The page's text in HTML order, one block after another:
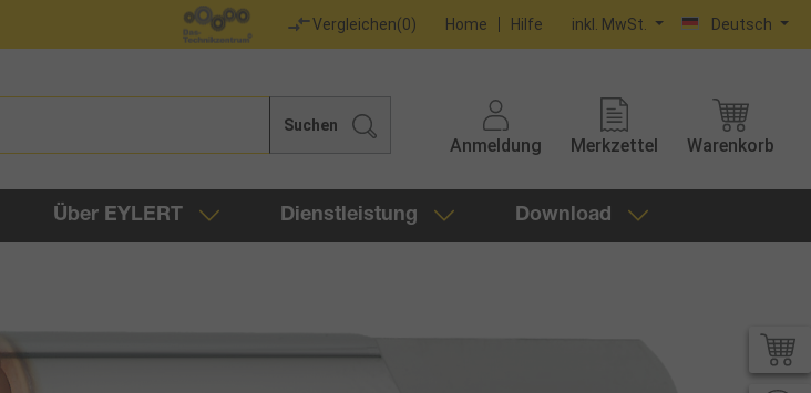
Vergleichen(0) Home Hilfe inkl. MwSt. Deutsch
Suchen
Anmeldung Merkzettel Warenkorb
Über EYLERT Dienstleistung Download